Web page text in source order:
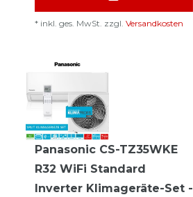
* inkl. ges. MwSt. zzgl. Versandkosten
Panasonic CS-TZ35WKE
R32 WiFi Standard
Inverter Klimageräte-Set -